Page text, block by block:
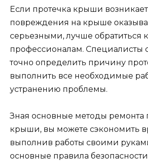
Если протечка крыши
повреждения на крыше
серьезными, лучше обратиться к
профессионалам. Специалисты
точно определить причину
выполнить все необходимые
устранению проблемы.
Зная основные методы ремонта
крыши, вы можете сэкономить
выполнив работы своими
основные правила